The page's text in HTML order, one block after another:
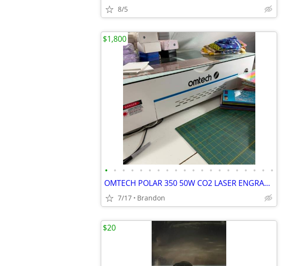
8/5
• • • • • • • • • • • • • • • • • • • •
OMTECH POLAR 350 50W CO2 LASER ENGRAVER BUNDLE
7/17 Brandon
$1,800
$20